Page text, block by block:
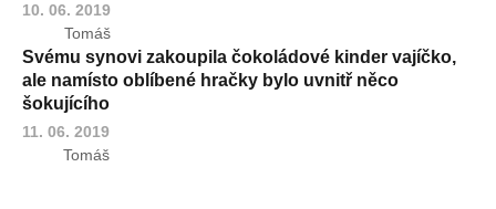
10. 06. 2019
Tomáš
Svému synovi zakoupila čokoládové kinder vajíčko,
ale namísto oblíbené hračky bylo uvnitř něco
šokujícího
11. 06. 2019
Tomáš